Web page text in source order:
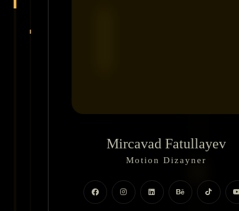
Mircavad Fatullayev
Motion Dizayner